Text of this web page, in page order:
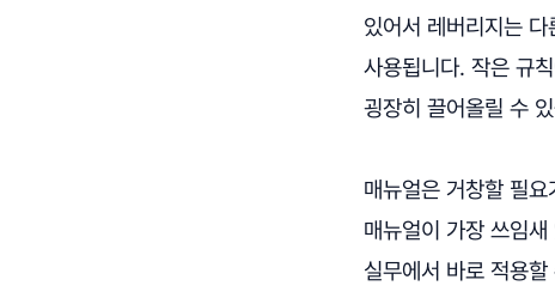
있어서 레버리지는
사용됩니다. 작은 규
굉장히 끌어올릴 수
매뉴얼은 거창할 필
매뉴얼이 가장 쓰임
실무에서 바로 적용